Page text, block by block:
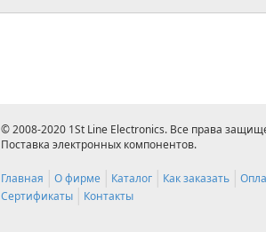
© 2008-2020 1St Line Electronics. Все права
Поставка электронных компонентов.
Главная О фирме Каталог Как заказать
Сертификаты
Контакты